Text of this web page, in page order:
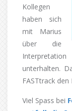
Kollegen
haben sich
mit Marius
über die
unterhalten.
FASTtrack
Viel Spass bei